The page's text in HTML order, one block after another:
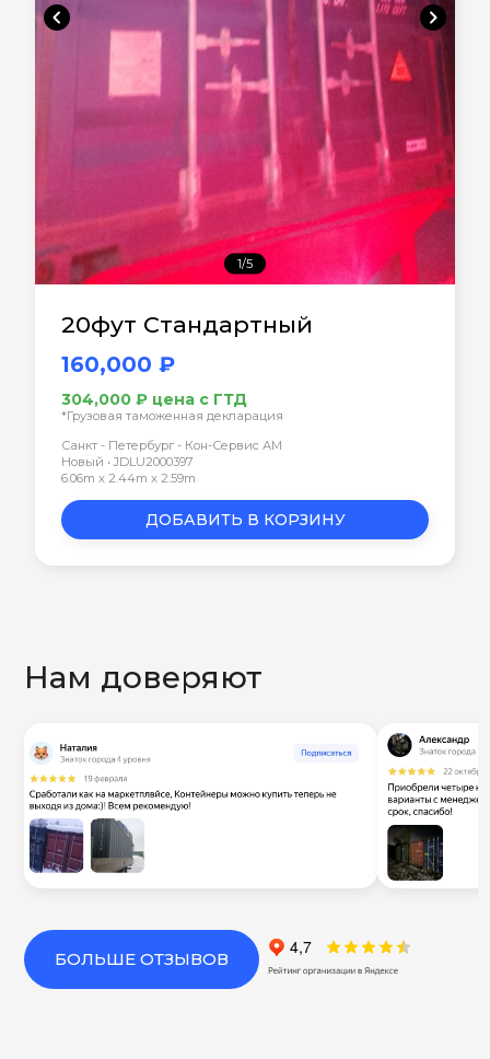
chevron_left chevron_right
1/5
20фут Стандартный
160,000 ₽
304,000 ₽ цена с ГТД
*Грузовая таможенная декларация
Санкт - Петербург - Кон-Сервис АМ
Новый • JDLU2000397
6.06m x 2.44m x 2.59m
ДОБАВИТЬ В КОРЗИНУ
Нам доверяют
БОЛЬШЕ ОТЗЫВОВ